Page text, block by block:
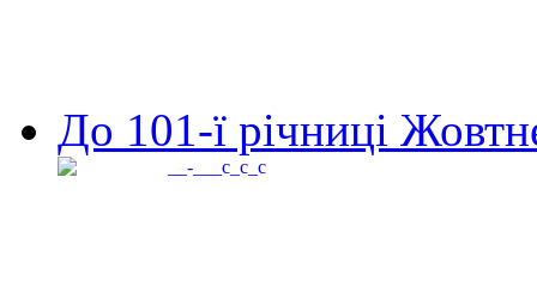
До 101-ї річниці